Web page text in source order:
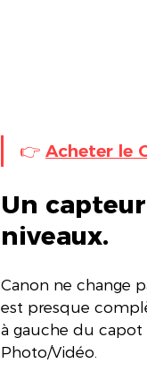
👉 Acheter le
Un
niveaux.
Canon ne change
est presque
à gauche du
Photo/Vidéo.